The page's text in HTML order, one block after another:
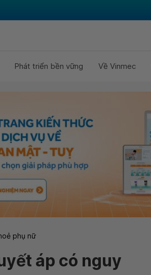
Phát triển bền vững Về Vinmec
phụ nữ
áp có nguy